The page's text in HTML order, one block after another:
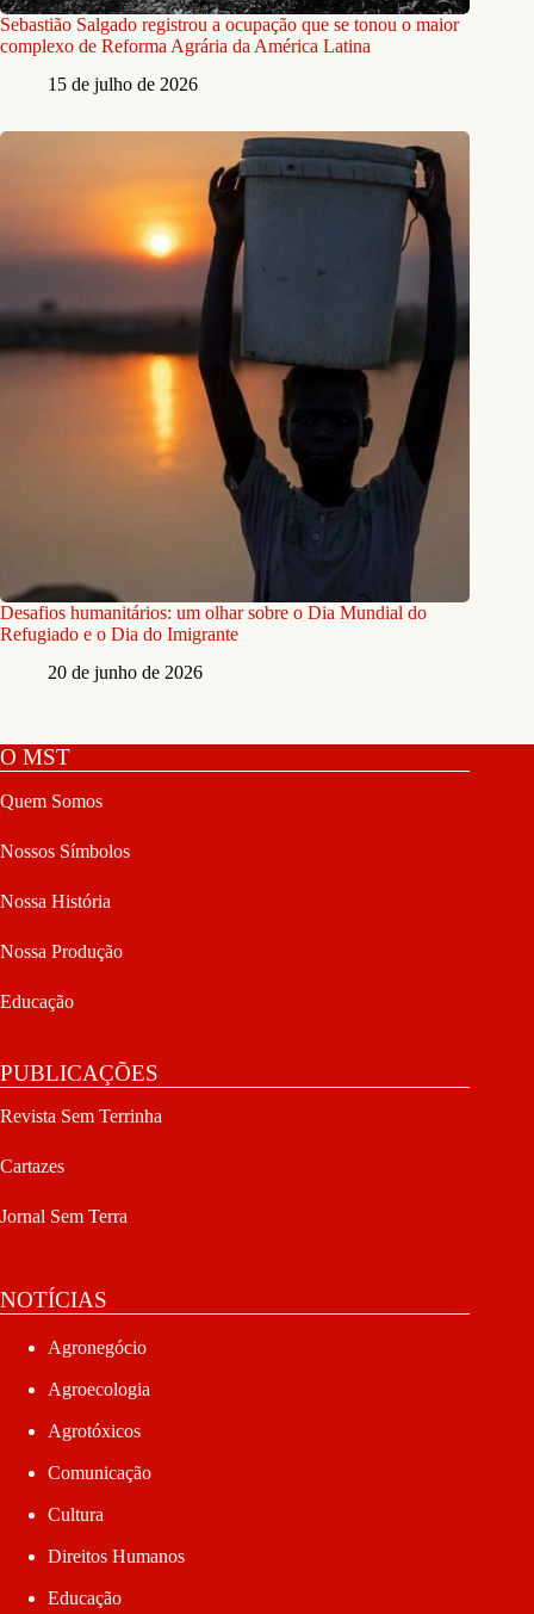
Sebastião Salgado registrou a ocupação que se tonou o maior
complexo de Reforma Agrária da América Latina
15 de julho de 2026
Desafios humanitários: um olhar sobre o Dia Mundial do
Refugiado e o Dia do Imigrante
20 de junho de 2026
O MST
Quem Somos
Nossos Símbolos
Nossa História
Nossa Produção
Educação
PUBLICAÇÕES
Revista Sem Terrinha
Cartazes
Jornal Sem Terra
NOTÍCIAS
Agronegócio
Agroecologia
Agrotóxicos
Comunicação
Cultura
Direitos Humanos
Educação